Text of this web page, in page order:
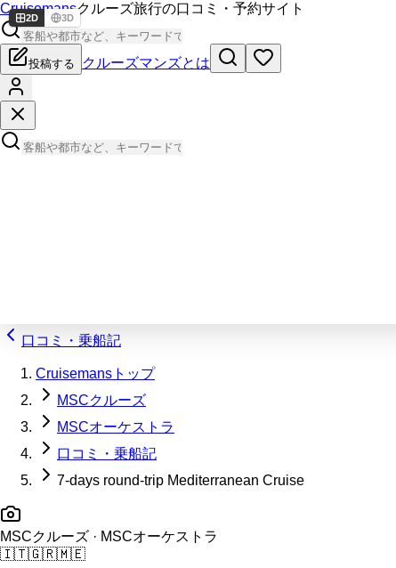
Cruisemansクルーズ旅行の口コミ・予約サイト
投稿する クルーズマンズとは
口コミ・乗船記
Cruisemansトップ
MSCクルーズ
MSCオーケストラ
口コミ・乗船記
7-days round-trip Mediterranean Cruise
MSCクルーズ · MSCオーケストラ
🇮🇹🇬🇷🇲🇪
2D 3D